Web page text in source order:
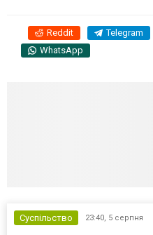
Reddit Telegram
WhatsApp
Суспільство 23:40, 5 серпня